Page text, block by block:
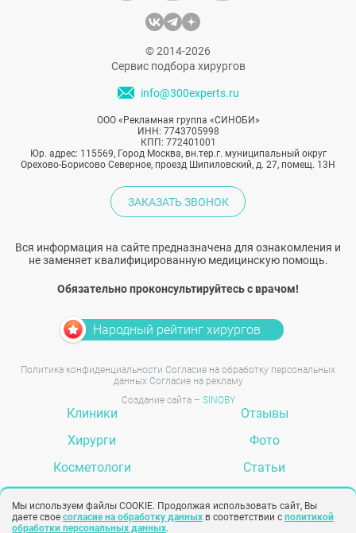
© 2014-2026
Сервис подбора хирургов
info@300experts.ru
ООО «Рекламная группа «СИНОБИ»
ИНН: 7743705998
КПП: 772401001
Юр. адрес: 115569, Город Москва, вн.тер.г. муниципальный округ
Орехово-Борисово Северное, проезд Шипиловский, д. 27, помещ. 13Н
ЗАКАЗАТЬ ЗВОНОК
Вся информация на сайте предназначена для ознакомления и
не заменяет квалифицированную медицинскую помощь.
Обязательно проконсультируйтесь с врачом!
Народный рейтинг хирургов
Политика конфиденциальности Согласие на обработку персональных
данных Согласие на рекламу
Создание сайта – SINOBY
Клиники
Хирурги
Косметологи
Отзывы
Фото
Статьи
Мы используем файлы COOKIE. Продолжая использовать сайт, Вы
даете свое согласие на обработку данных в соответствии с политикой
обработки персональных данных.